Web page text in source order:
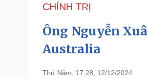
Chính trị
Tổ chức nhân sự
Quốc hội
Nhận diện sự thật
CHÍNH TRỊ
Ông Nguyễn
Australia
Thứ Năm, 17:28, 12/12/2024